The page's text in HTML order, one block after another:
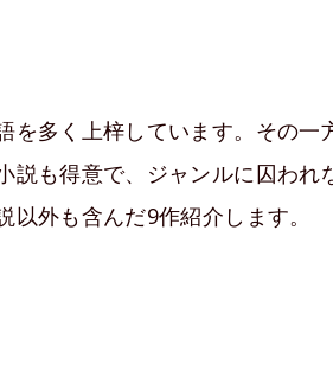
を多く上梓しています。その一
説も得意で、ジャンルに囚われ
以外も含んだ9作紹介します。